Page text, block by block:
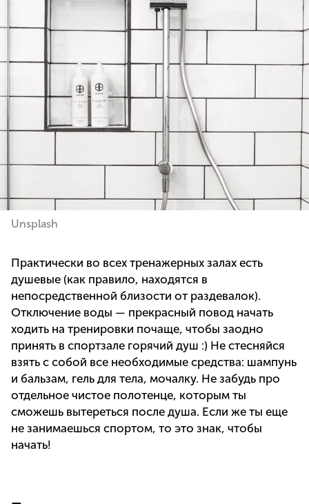
Unsplash
Практически во всех тренажерных залах есть
душевые (как правило, находятся в
непосредственной близости от раздевалок).
Отключение воды — прекрасный повод начать
ходить на тренировки почаще, чтобы заодно
принять в спортзале горячий душ :) Не стесняйся
взять с собой все необходимые средства: шампунь
и бальзам, гель для тела, мочалку. Не забудь про
отдельное чистое полотенце, которым ты
сможешь вытереться после душа. Если же ты еще
не занимаешься спортом, то это знак, чтобы
начать!